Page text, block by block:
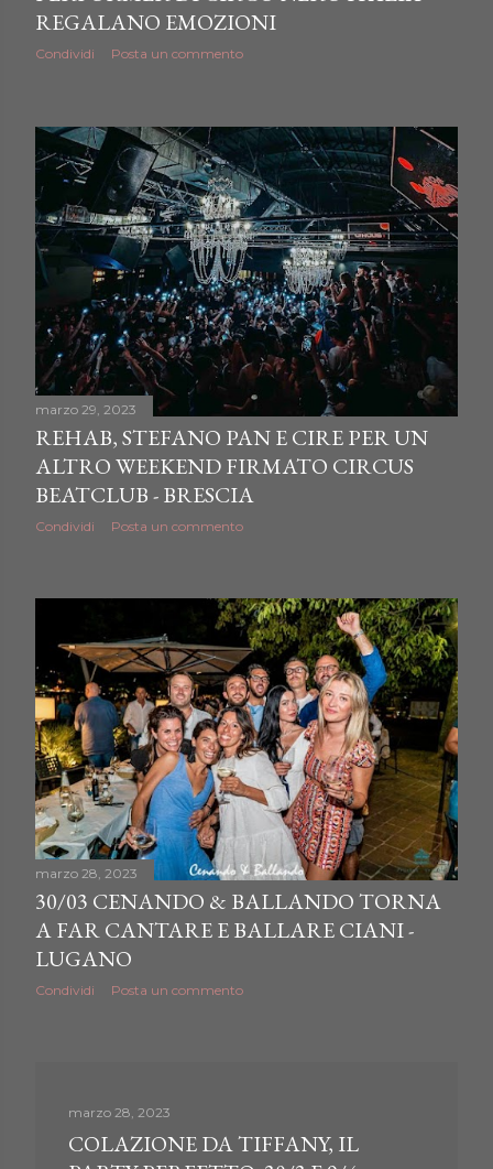
REGALANO EMOZIONI
Condividi Posta un commento
marzo 29, 2023
REHAB, STEFANO PAN E CIRE PER UN
ALTRO WEEKEND FIRMATO CIRCUS
BEATCLUB - BRESCIA
Condividi Posta un commento
marzo 28, 2023
30/03 CENANDO & BALLANDO TORNA
A FAR CANTARE E BALLARE CIANI -
LUGANO
Condividi Posta un commento
marzo 28, 2023
COLAZIONE DA TIFFANY, IL